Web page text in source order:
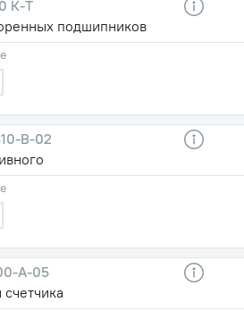
К-Т
подшипников
В-02
А-05